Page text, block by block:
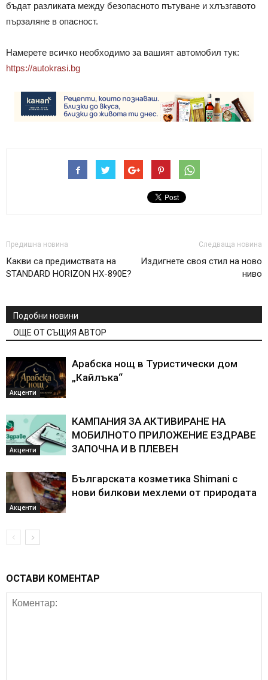
бъдат разликата между безопасното пътуване и хлъзгавото
пързаляне в опасност.
Намерете всичко необходимо за вашият автомобил тук:
https://autokrasi.bg
Предишна новина
Какви са предимствата на
STANDARD HORIZON HX-890E?
Следваща новина
Издигнете своя стил на ново
ниво
Подобни новини
ОЩЕ ОТ СЪЩИЯ АВТОР
Акценти
Арабска нощ в Туристически дом
„Кайлъка“
Акценти
КАМПАНИЯ ЗА АКТИВИРАНЕ НА
МОБИЛНОТО ПРИЛОЖЕНИЕ ЕЗДРАВЕ
ЗАПОЧНА И В ПЛЕВЕН
Акценти
Българската козметика Shimani с
нови билкови мехлеми от природата
ОСТАВИ КОМЕНТАР